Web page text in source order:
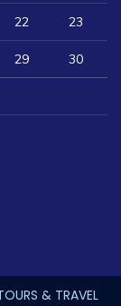
22 23
29 30
& TRAVEL